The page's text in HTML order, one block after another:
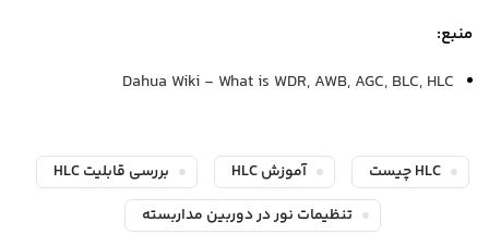
منبع:
Dahua Wiki - What is WDR, AWB, AGC, BLC, HLC
HLC چیست آموزش HLC
بررسی قابلیت HLC
تنظیمات نور در دوربین مداربسته